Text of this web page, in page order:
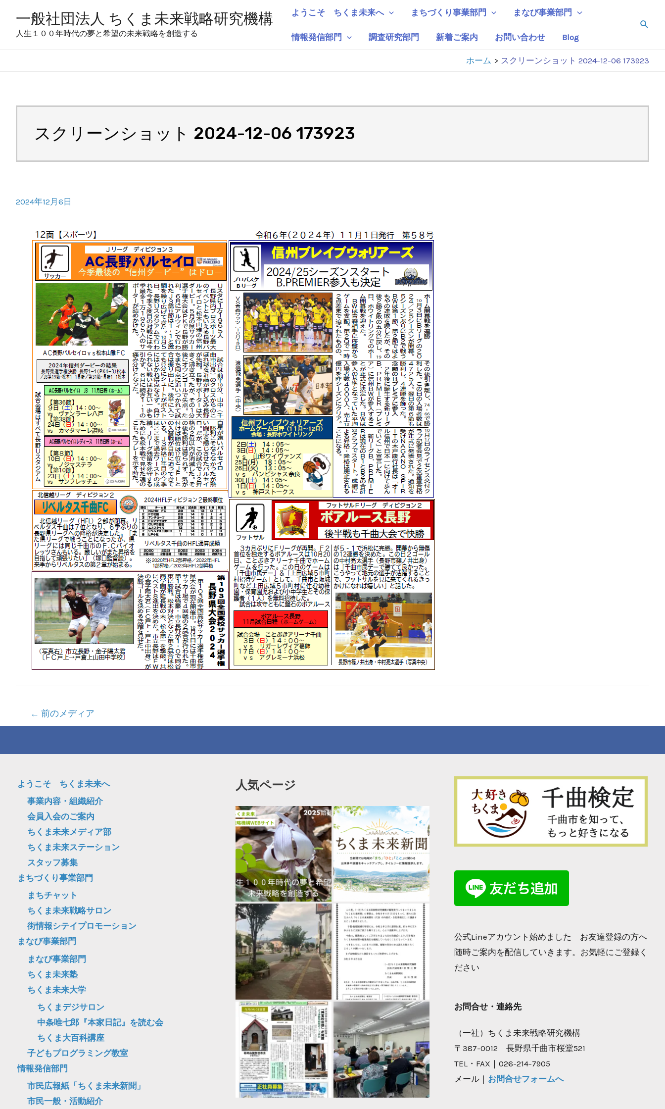
一般社団法人 ちくま未来戦略研究機構
人生１００年時代の夢と希望の未来戦略を創造する
ようこそ ちくま未来へ まちづくり事業部門 まなび事業部門
情報発信部門 調査研究部門 新着ご案内 お問い合わせ Blog
検
ホーム スクリーンショット 2024-12-06 173923
スクリーンショット 2024-12-06 173923
2024年12月6日
稿
ビ
ー
← 前のメディア
ようこそ ちくま未来へ
事業内容・組織紹介
会員入会のご案内
ちくま未来メディア部
ちくま未来ステーション
スタッフ募集
まちづくり事業部門
まちチャット
ちくま未来戦略サロン
街情報シテイプロモーション
まなび事業部門
まなび事業部門
ちくま未来塾
ちくま未来大学
ちくまデジサロン
中条唯七郎『本家日記』を読む会
ちくま大百科講座
子どもプログラミング教室
情報発信部門
市民広報紙「ちくま未来新聞」
市民一般・活動紹介
人気ページ
公式Lineアカウント始めました お友達登録の方へ
随時ご案内を配信していきます。お気軽にご登録く
ださい
お問合せ・連絡先
（一社）ちくま未来戦略研究機構
〒387-0012 長野県千曲市桜堂521
TEL・FAX｜026-214-7905
メール｜ お問合せフォームへ